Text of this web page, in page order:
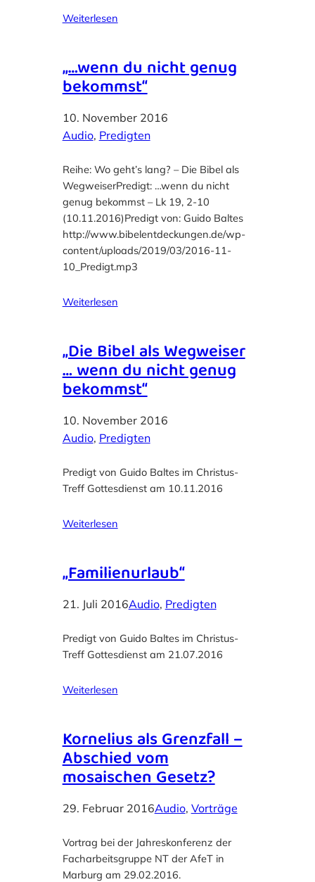
Weiterlesen
„…wenn du nicht genug
bekommst“
10. November 2016
Audio, Predigten
Reihe: Wo geht’s lang? – Die Bibel als
WegweiserPredigt: …wenn du nicht
genug bekommst – Lk 19, 2-10
(10.11.2016)Predigt von: Guido Baltes
http://www.bibelentdeckungen.de/wp-
content/uploads/2019/03/2016-11-
10_Predigt.mp3
Weiterlesen
„Die Bibel als Wegweiser
… wenn du nicht genug
bekommst“
10. November 2016
Audio, Predigten
Predigt von Guido Baltes im Christus-
Treff Gottesdienst am 10.11.2016
Weiterlesen
„Familienurlaub“
21. Juli 2016Audio, Predigten
Predigt von Guido Baltes im Christus-
Treff Gottesdienst am 21.07.2016
Weiterlesen
Kornelius als Grenzfall –
Abschied vom
mosaischen Gesetz?
29. Februar 2016Audio, Vorträge
Vortrag bei der Jahreskonferenz der
Facharbeitsgruppe NT der AfeT in
Marburg am 29.02.2016.